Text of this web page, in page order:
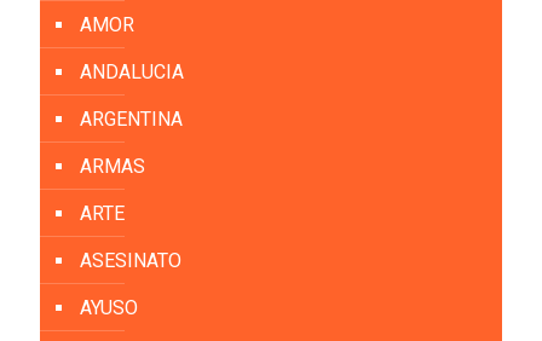
AMOR
ANDALUCIA
ARGENTINA
ARMAS
ARTE
ASESINATO
AYUSO